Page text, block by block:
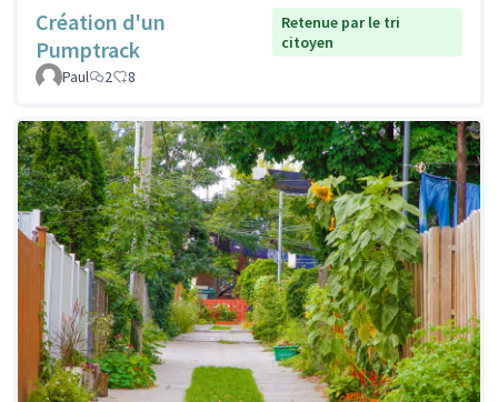
Création d'un
Pumptrack
Retenue par le tri
citoyen
Paul
2 8